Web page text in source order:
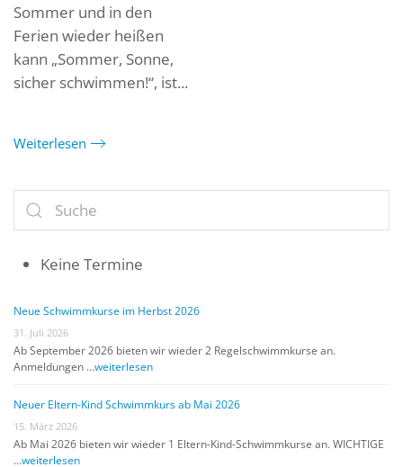
Sommer und in den
Ferien wieder heißen
kann „Sommer, Sonne,
sicher schwimmen!“, ist...
Weiterlesen
Keine Termine
Neue Schwimmkurse im Herbst 2026
31. Juli 2026
Ab September 2026 bieten wir wieder 2 Regelschwimmkurse an.
Anmeldungen …weiterlesen
Neuer Eltern-Kind Schwimmkurs ab Mai 2026
15. März 2026
Ab Mai 2026 bieten wir wieder 1 Eltern-Kind-Schwimmkurse an. WICHTIGE
…weiterlesen